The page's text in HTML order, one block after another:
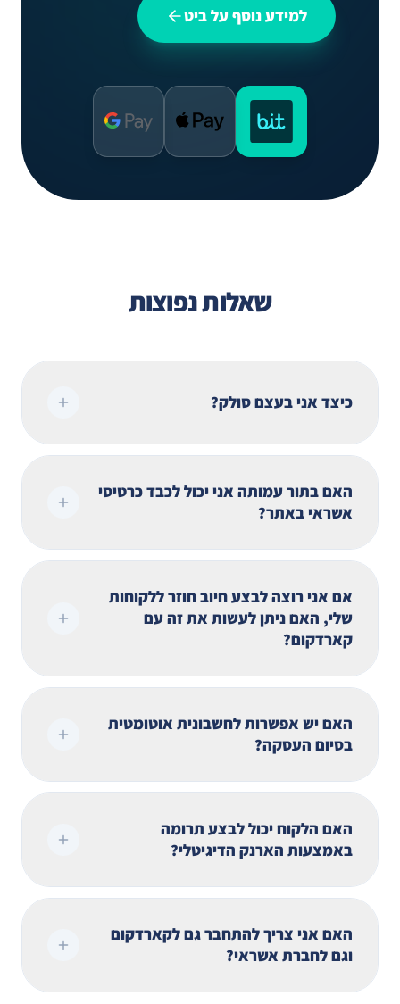
למידע נוסף על ביט
שאלות נפוצות
כיצד אני בעצם סולק?
האם בתור עמותה אני יכול לכבד כרטיסי
אשראי באתר?
אם אני רוצה לבצע חיוב חוזר ללקוחות
שלי, האם ניתן לעשות את זה עם
קארדקום?
האם יש אפשרות לחשבונית אוטומטית
בסיום העסקה?
האם הלקוח יכול לבצע תרומה
באמצעות הארנק הדיגיטלי?
האם אני צריך להתחבר גם לקארדקום
וגם לחברת אשראי?